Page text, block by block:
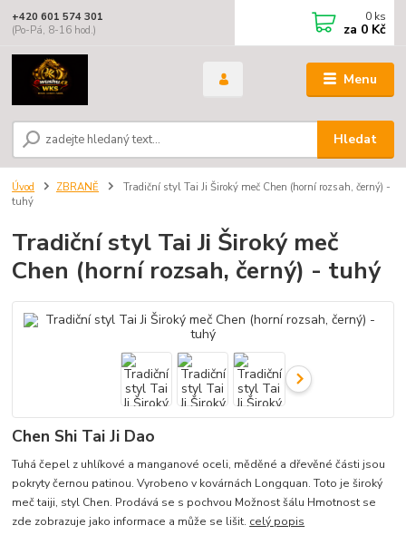
Menu
Hledat
+420 601 574 301
(Po-Pá, 8-16 hod.)
0 ks
za 0 Kč
Úvod ZBRANĚ
Tradiční styl Tai Ji Široký meč Chen (horní rozsah, černý) -
tuhý
Tradiční styl Tai Ji Široký meč
Chen (horní rozsah, černý) - tuhý
Chen Shi Tai Ji Dao
Tuhá čepel z uhlíkové a manganové oceli, měděné a dřevěné části jsou
pokryty černou patinou. Vyrobeno v kovárnách Longquan. Toto je široký
meč taiji, styl Chen. Prodává se s pochvou Možnost šálu Hmotnost se
zde zobrazuje jako informace a může se lišit. celý popis